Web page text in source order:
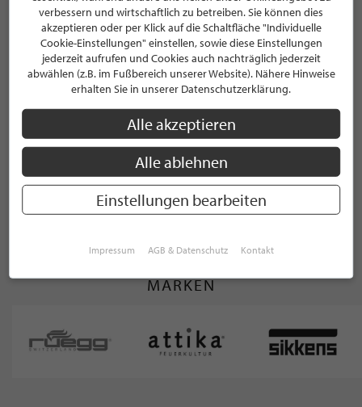
Design
Designkamin
Feuerstätte
WEITERE KATEGORIEN ANZEIGEN
MARKEN
verbessern und wirtschaftlich zu betreiben. Sie können dies
akzeptieren oder per Klick auf die Schaltfläche "Individuelle
Cookie-Einstellungen" einstellen, sowie diese Einstellungen
jederzeit aufrufen und Cookies auch nachträglich jederzeit
abwählen (z.B. im Fußbereich unserer Website). Nähere Hinweise
erhalten Sie in unserer Datenschutzerklärung.
Alle akzeptieren
Alle ablehnen
Einstellungen bearbeiten
Impressum AGB & Datenschutz Kontakt